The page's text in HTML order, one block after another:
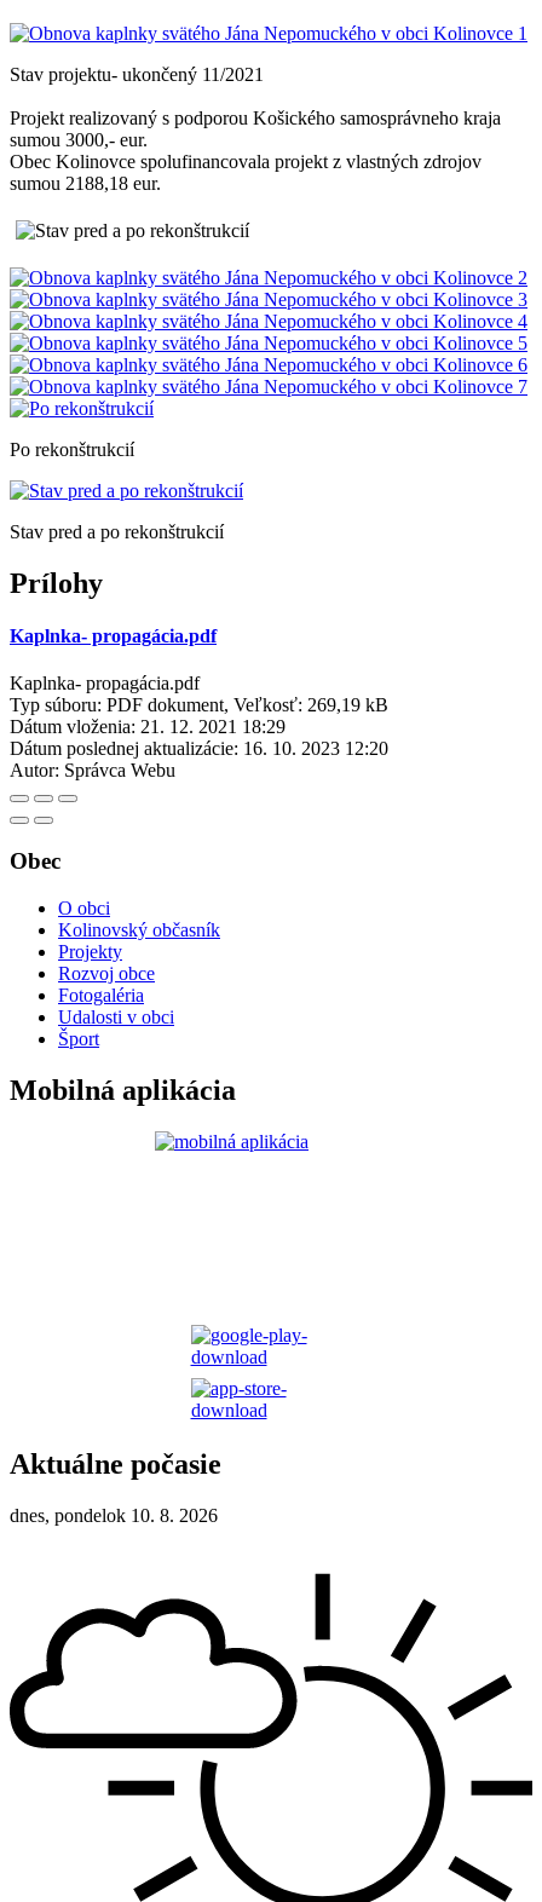
Stav projektu- ukončený 11/2021
Projekt realizovaný s podporou Košického samosprávneho kraja
sumou 3000,- eur.
Obec Kolinovce spolufinancovala projekt z vlastných zdrojov
sumou 2188,18 eur.
Po rekonštrukcií
Stav pred a po rekonštrukcií
Prílohy
Kaplnka- propagácia.pdf
Kaplnka- propagácia.pdf
Typ súboru: PDF dokument, Veľkosť: 269,19 kB
Dátum vloženia: 21. 12. 2021 18:29
Dátum poslednej aktualizácie: 16. 10. 2023 12:20
Autor: Správca Webu
Obec
O obci
Kolinovský občasník
Projekty
Rozvoj obce
Fotogaléria
Udalosti v obci
Šport
Mobilná aplikácia
Aktuálne počasie
dnes, pondelok 10. 8. 2026